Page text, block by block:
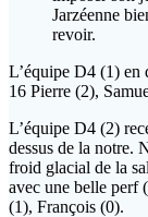
Jarzéenne
revoir.
L’équipe D4 (1) en
16 Pierre (2),
L’équipe D4 (2)
dessus de la notre.
froid glacial de la
avec une belle perf
(1), François (0).